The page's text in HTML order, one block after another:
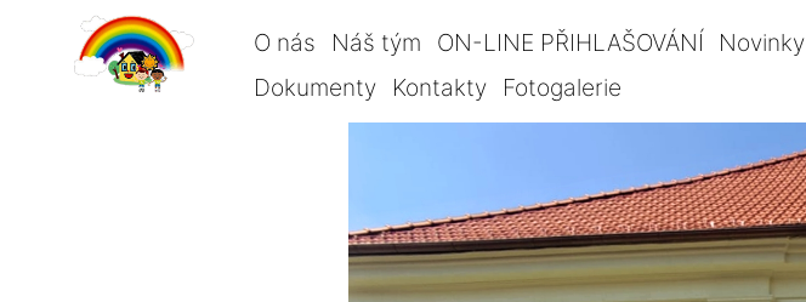
O nás Náš tým ON-LINE PŘIHLAŠOVÁNÍ Novinky
Dokumenty
Kontakty Fotogalerie